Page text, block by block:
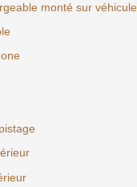
monté sur véhicule